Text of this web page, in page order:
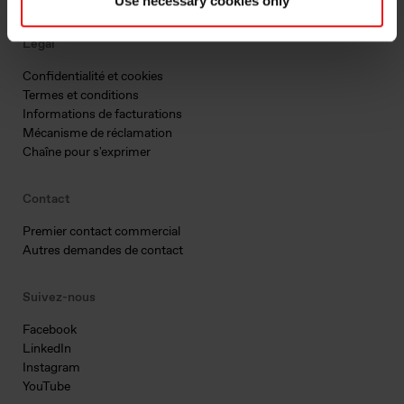
Légal
Confidentialité et cookies
Termes et conditions
Informations de facturations
Mécanisme de réclamation
Chaîne pour s'exprimer
Contact
Premier contact commercial
Autres demandes de contact
Suivez-nous
Facebook
LinkedIn
Instagram
YouTube